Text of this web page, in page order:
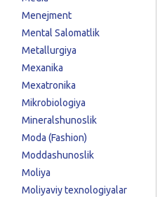
Menejment
Mental Salomatlik
Metallurgiya
Mexanika
Mexatronika
Mikrobiologiya
Mineralshunoslik
Moda (Fashion)
Moddashunoslik
Moliya
Moliyaviy texnologiyalar